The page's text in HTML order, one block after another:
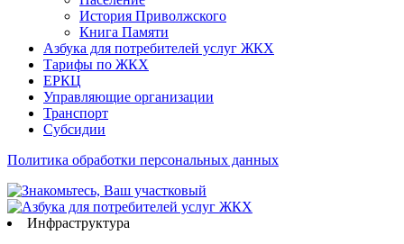
История Приволжского
Книга Памяти
Азбука для потребителей услуг ЖКХ
Тарифы по ЖКХ
ЕРКЦ
Управляющие организации
Транспорт
Субсидии
Политика обработки персональных данных
Инфраструктура